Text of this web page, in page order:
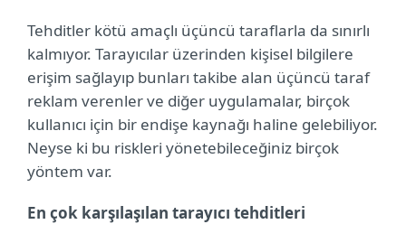
Tehditler kötü amaçlı üçüncü taraflarla da sınırlı
kalmıyor. Tarayıcılar üzerinden kişisel bilgilere
erişim sağlayıp bunları takibe alan üçüncü taraf
reklam verenler ve diğer uygulamalar, birçok
kullanıcı için bir endişe kaynağı haline gelebiliyor.
Neyse ki bu riskleri yönetebileceğiniz birçok
yöntem var.
En çok karşılaşılan tarayıcı tehditleri